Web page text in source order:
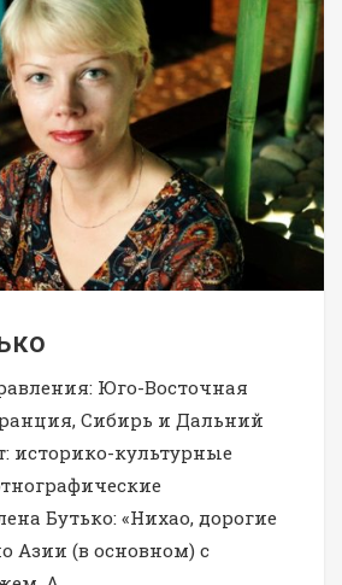
Юго-Восточная
Сибирь и Дальний
историко-культурные
Бутько: «Нихао, дорогие
Азии (в основном) с